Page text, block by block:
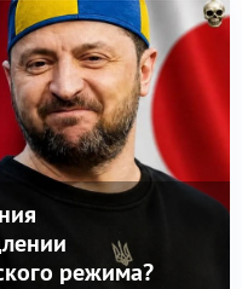
режима?